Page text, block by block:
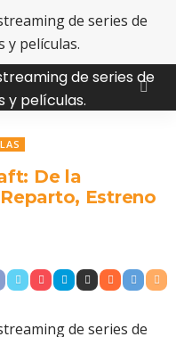
De la
Estreno